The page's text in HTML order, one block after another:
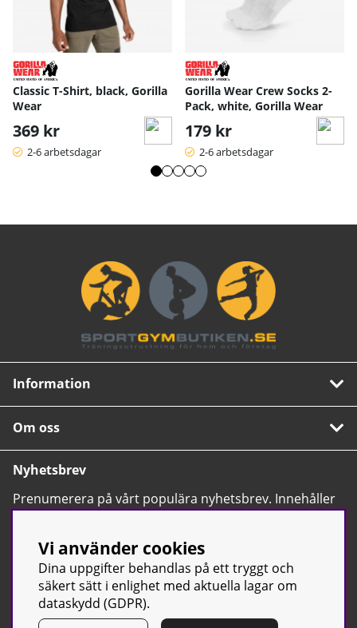
Classic T-Shirt, black, Gorilla
Wear
369 kr
2-6 arbetsdagar
Gorilla Wear Crew Socks 2-
Pack, white, Gorilla Wear
179 kr
2-6 arbetsdagar
Information
Om oss
Nyhetsbrev
Prenumerera på vårt populära nyhetsbrev. Innehåller
tips, nyheter och våra allra bästa erbjudanden.
Vi använder cookies
Dina uppgifter behandlas på ett tryggt och
säkert sätt i enlighet med aktuella lagar om
dataskydd (GDPR).